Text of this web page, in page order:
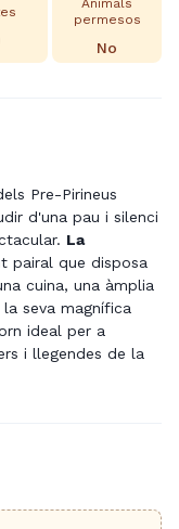
Animals
permesos
No
Pre-Pirineus
d'una pau i silenci
La
pairal que disposa
cuina, una àmplia
seva magnífica
ideal per a
i llegendes de la